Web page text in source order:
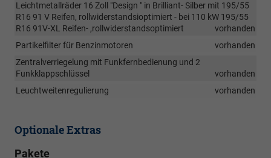
Leichtmetallräder 16 Zoll "Design " in Brilliant- Silber mit 195/55
R16 91 V Reifen, rollwiderstandsioptimiert - bei 110 kW 195/55
R16 91V-XL Reifen- ,rollwiderstandsoptimiert
vorhanden
Partikelfilter für Benzinmotoren
vorhanden
Zentralverriegelung mit Funkfernbedienung und 2
Funkklappschlüssel
vorhanden
Leuchtweitenregulierung
vorhanden
Optionale Extras
Pakete